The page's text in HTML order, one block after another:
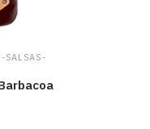
SALSAS-